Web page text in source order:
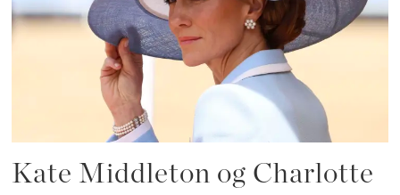
Kate Middleton og Charlotte